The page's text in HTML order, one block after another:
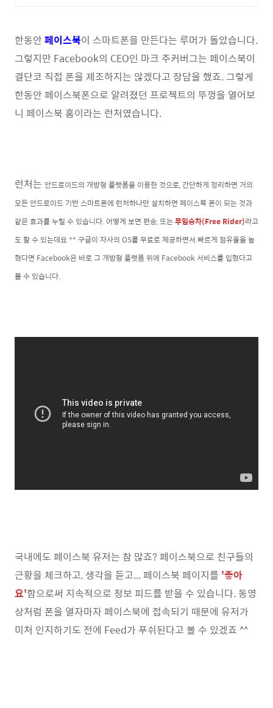
한동안 페이스북이 스마트폰을 만든다는 루머가 돌았습니다.
그렇지만 Facebook의 CEO인 마크 주커버그는 페이스북이
결단코 직접 폰을 제조하지는 않겠다고 장담을 했죠. 그렇게
한동안 페이스북폰으로 알려졌던 프로젝트의 뚜껑을 열어보
니 페이스북 홈이라는 런처였습니다.
런처는 안드로이드의 개방형 플랫폼을 이용한 것으로, 간단하게 정리하면 거의
모든 안드로이드 기반 스마트폰에 런처하나만 설치하면 페이스북 폰이 되는 것과
같은 효과를 누릴 수 있습니다. 어떻게 보면 편승, 또는무임승차(Free Rider)라고
도 할 수 있는데요 ^^ 구글이 자사의 OS를 무료로 제공하면서 빠르게 점유율을 높
혔다면 Facebook은 바로 그 개방형 플랫폼 위에 Facebook 서비스를 입혔다고
볼 수 있습니다.
국내에도 페이스북 유저는 참 많죠? 페이스북으로 친구들의
근황을 체크하고, 생각을 듣고... 페이스북 페이지를 '좋아
요'함으로써 지속적으로 정보 피드를 받을 수 있습니다. 동영
상처럼 폰을 열자마자 페이스북에 접속되기 때문에 유저가
미처 인지하기도 전에 Feed가 푸쉬된다고 볼 수 있겠죠 ^^